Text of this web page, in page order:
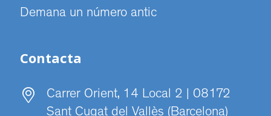
Demana un número antic
Contacta
Carrer Orient, 14 Local 2 | 08172
Sant Cugat del Vallès (Barcelona)